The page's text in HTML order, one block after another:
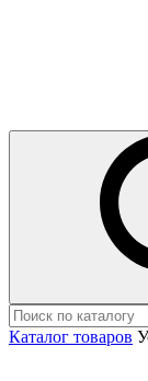
Каталог товаров